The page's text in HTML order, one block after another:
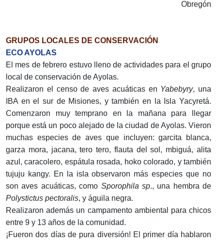
Obregón
GRUPOS LOCALES DE CONSERVACIÓN
ECO AYOLAS
El mes de febrero estuvo lleno de actividades para el grupo
local de conservación de Ayolas.
Realizaron el censo de aves acuáticas en Yabebyry, una
IBA en el sur de Misiones, y también en la Isla Yacyretá.
Comenzaron muy temprano en la mañana para llegar
porque está un poco alejado de la ciudad de Ayolas. Vieron
muchas especies de aves que incluyen: garcita blanca,
garza mora, jacana, tero tero, flauta del sol, mbiguá, alita
azul, caracolero, espátula rosada, hoko colorado, y también
tujuju kangy. En la isla observaron más especies que no
son aves acuáticas, como Sporophila sp., una hembra de
Polystictus pectoralis, y águila negra.
Realizaron además un campamento ambiental para chicos
entre 9 y 13 años de la comunidad.
¡Fueron dos días de pura diversión! El primer día hablaron